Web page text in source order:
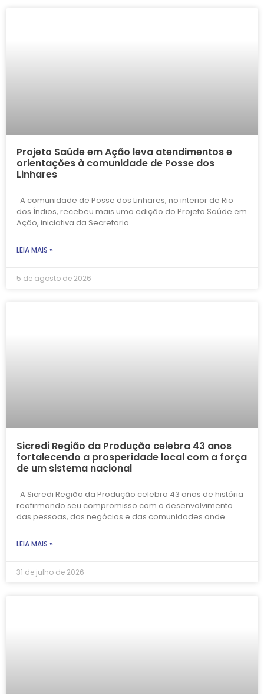
Projeto Saúde em Ação leva atendimentos e
orientações à comunidade de Posse dos
Linhares
A comunidade de Posse dos Linhares, no interior de Rio
dos Índios, recebeu mais uma edição do Projeto Saúde em
Ação, iniciativa da Secretaria
LEIA MAIS »
5 de agosto de 2026
Sicredi Região da Produção celebra 43 anos
fortalecendo a prosperidade local com a força
de um sistema nacional
A Sicredi Região da Produção celebra 43 anos de história
reafirmando seu compromisso com o desenvolvimento
das pessoas, dos negócios e das comunidades onde
LEIA MAIS »
31 de julho de 2026